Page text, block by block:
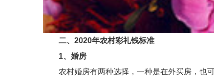
二、2020年农村彩礼钱标准
1、婚房
农村婚房有两种选择，一种是在外买房，也可